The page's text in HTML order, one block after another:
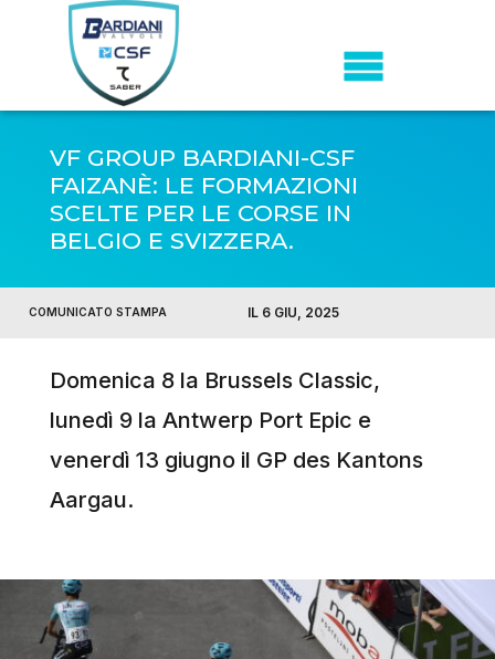
VF GROUP BARDIANI-CSF
FAIZANÈ: LE FORMAZIONI
SCELTE PER LE CORSE IN
BELGIO E SVIZZERA.
COMUNICATO STAMPA IL 6 GIU, 2025
Domenica 8 la Brussels Classic,
lunedì 9 la Antwerp Port Epic e
venerdì 13 giugno il GP des Kantons
Aargau.